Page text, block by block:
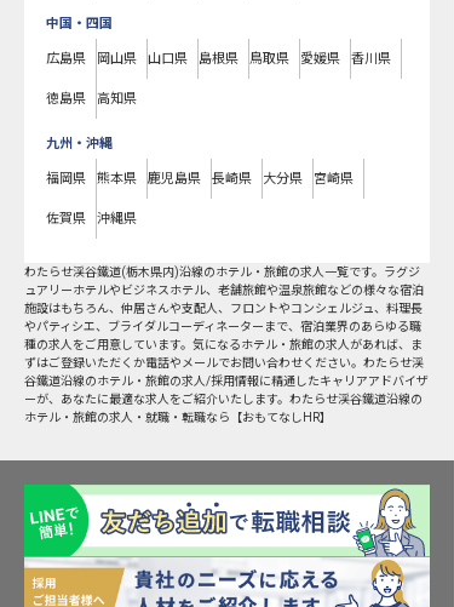
中国・四国
広島県 岡山県 山口県 島根県 鳥取県 愛媛県 香川県
徳島県 高知県
九州・沖縄
福岡県 熊本県 鹿児島県 長崎県 大分県 宮崎県
佐賀県 沖縄県
わたらせ渓谷鐵道(栃木県内)沿線のホテル・旅館の求人一覧です。ラグジ
ュアリーホテルやビジネスホテル、老舗旅館や温泉旅館などの様々な宿泊
施設はもちろん、仲居さんや支配人、フロントやコンシェルジュ、料理長
やパティシエ、ブライダルコーディネーターまで、宿泊業界のあらゆる職
種の求人をご用意しています。気になるホテル・旅館の求人があれば、ま
ずはご登録いただくか電話やメールでお問い合わせください。わたらせ渓
谷鐵道沿線のホテル・旅館の求人/採用情報に精通したキャリアアドバイザ
ーが、あなたに最適な求人をご紹介いたします。わたらせ渓谷鐵道沿線の
ホテル・旅館の求人・就職・転職なら【おもてなしHR】